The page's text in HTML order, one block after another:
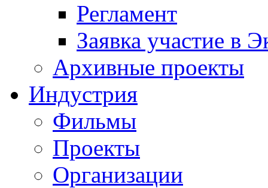
Регламент
Заявка участие в
Архивные проекты
Индустрия
Фильмы
Проекты
Организации